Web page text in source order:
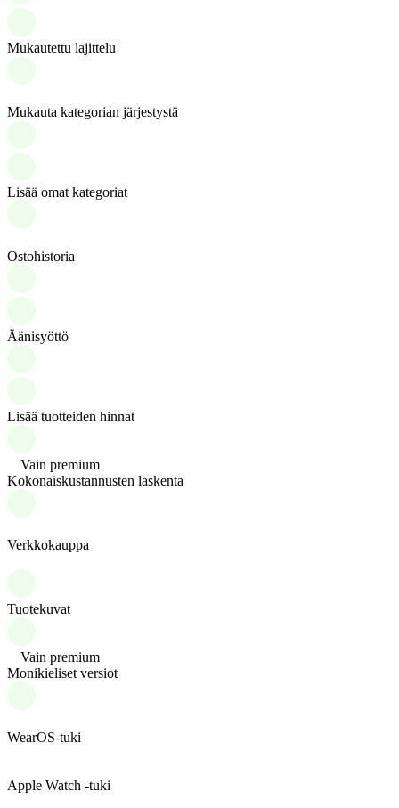
Mukautettu lajittelu
Mukauta kategorian järjestystä
Lisää omat kategoriat
Ostohistoria
Äänisyöttö
Lisää tuotteiden hinnat
Vain premium
Kokonaiskustannusten laskenta
Verkkokauppa
Tuotekuvat
Vain premium
Monikieliset versiot
WearOS-tuki
Apple Watch -tuki